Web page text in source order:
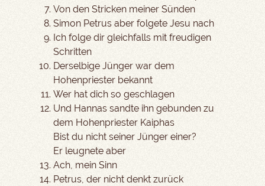
Von den Stricken meiner Sünden
Simon Petrus aber folgete Jesu nach
Ich folge dir gleichfalls mit freudigen
Schritten
Derselbige Jünger war dem
Hohenpriester bekannt
Wer hat dich so geschlagen
Und Hannas sandte ihn gebunden zu
dem Hohenpriester Kaiphas
Bist du nicht seiner Jünger einer?
Er leugnete aber
Ach, mein Sinn
Petrus, der nicht denkt zurück